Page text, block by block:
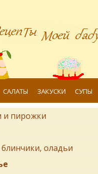
САЛАТЫ ЗАКУСКИ СУПЫ
и пирожки
оладьи